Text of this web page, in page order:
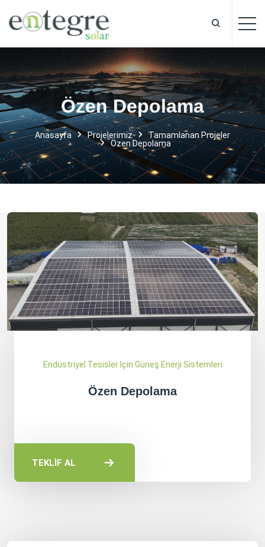
Özen Depolama
Anasayfa Projelerimiz
Tamamlanan Projeler
Özen Depolama
Endüstriyel Tesisler Için Güneş Enerji Sistemleri
Özen Depolama
TEKLİF AL